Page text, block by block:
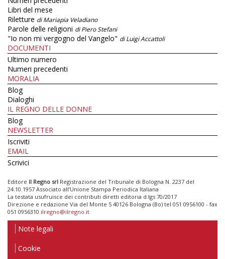
Libri del mese
Riletture di Mariapia Veladiano
Parole delle religioni di Piero Stefani
"Io non mi vergogno del Vangelo" di Luigi Accattoli
DOCUMENTI
Ultimo numero
Numeri precedenti
MORALIA
Blog
Dialoghi
IL REGNO DELLE DONNE
Blog
NEWSLETTER
Iscriviti
EMAIL
Scrivici
Editore Il Regno srl Registrazione del Tribunale di Bologna N. 2237 del
24.10.1957 Associato all’Unione Stampa Periodica Italiana
La testata usufruisce dei contributi diretti editoria d.lgs 70/2017
Direzione e redazione Via del Monte 5 40126 Bologna (Bo) tel 051 0956100 - fax
051 0956310 ilregno@ilregno.it
Note legali
Cookie